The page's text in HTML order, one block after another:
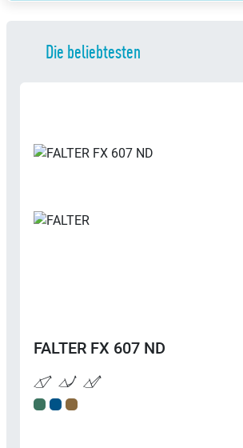
Die beliebtesten
FALTER FX 607 ND